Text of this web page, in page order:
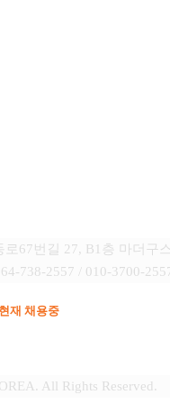
67번길 27, B1층 마더구
738-2557 / 010-3700-
재 채용중
All Rights Reserved.